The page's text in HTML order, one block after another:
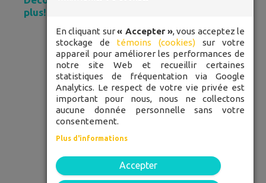
plus!
LES
POMMETTES
ROUGES
TÉLÉPHONE: 450 248-3334
SANS FRAIS: 1 877 848-3334
52 rue Du Pont, Bedford, J0J 1A0
En cliquant sur« Accepter », vous acceptez le
stockage de témoins (cookies) sur votre
appareil pour améliorer les performances de
notre site Web et recueillir certaines
statistiques de fréquentation via Google
Analytics. Le respect de votre vie privée est
important pour nous, nous ne collectons
aucune donnée personnelle sans votre
consentement.
Plus d'informations
Accepter